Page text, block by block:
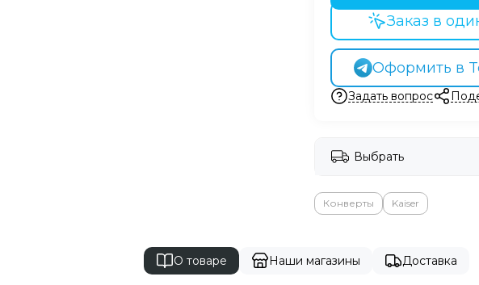
Оформить в
Заказ в
Задать вопрос
Выбрать
Конверты Kaiser
О товаре Наши магазины Доставка